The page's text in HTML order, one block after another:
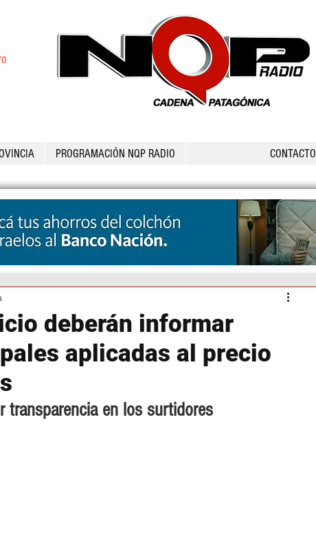
PROGRAMACIÓN NQP RADIO CONTACTO
deberán informar
aplicadas al precio
transparencia en los surtidores